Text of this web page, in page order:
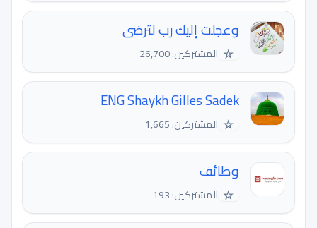
وعجلت إليك رب لترضى
☆ المشتركين: 26,700
ENG Shaykh Gilles Sadek
☆ المشتركين: 1,665
وظائف
☆ المشتركين: 193